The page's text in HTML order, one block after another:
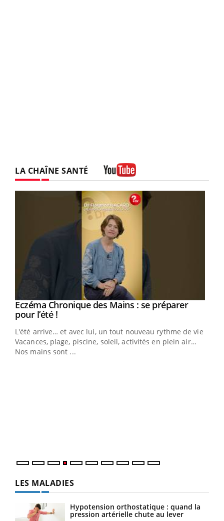
LA CHAÎNE SANTÉ
Youtube
Eczéma Chronique des Mains : se préparer
pour l’été !Youtube
L'été arrive… et avec lui, un tout nouveau rythme de vie !
Vacances, plage, piscine, soleil, activités en plein air…
Nos mains sont ...
LES MALADIES
Hypotension orthostatique : quand la
pression artérielle chute au lever